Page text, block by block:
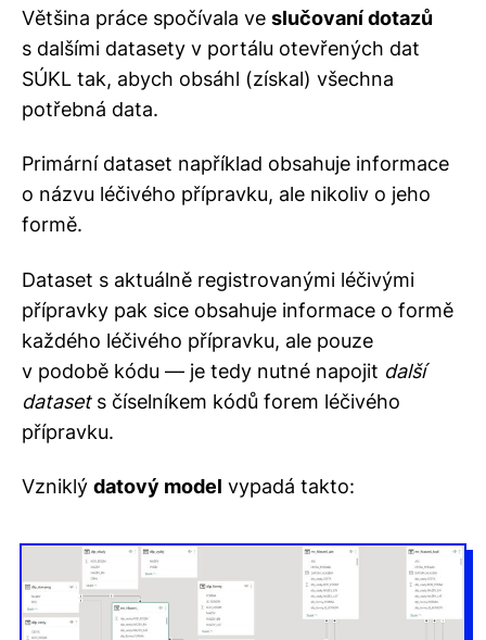
Většina práce spočívala ve slučovaní dotazů
s dalšími datasety v portálu otevřených dat
SÚKL tak, abych obsáhl (získal) všechna
potřebná data.
Primární dataset například obsahuje informace
o názvu léčivého přípravku, ale nikoliv o jeho
formě.
Dataset s aktuálně registrovanými léčivými
přípravky pak sice obsahuje informace o formě
každého léčivého přípravku, ale pouze
v podobě kódu — je tedy nutné napojit další
datasets číselníkem kódů forem léčivého
přípravku.
Vzniklý datový model vypadá takto: